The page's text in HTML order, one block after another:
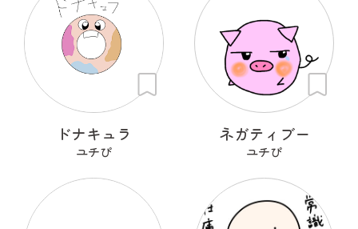
ドナキュラ
ユチぴ
ネガティブー
ユチぴ